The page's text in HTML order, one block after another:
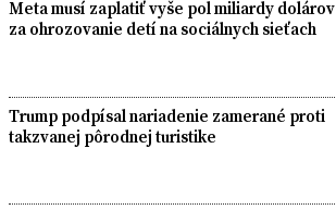
Meta musí zaplatiť vyše pol miliardy dolárov
za ohrozovanie detí na sociálnych sieťach
Trump podpísal nariadenie zamerané proti
takzvanej pôrodnej turistike